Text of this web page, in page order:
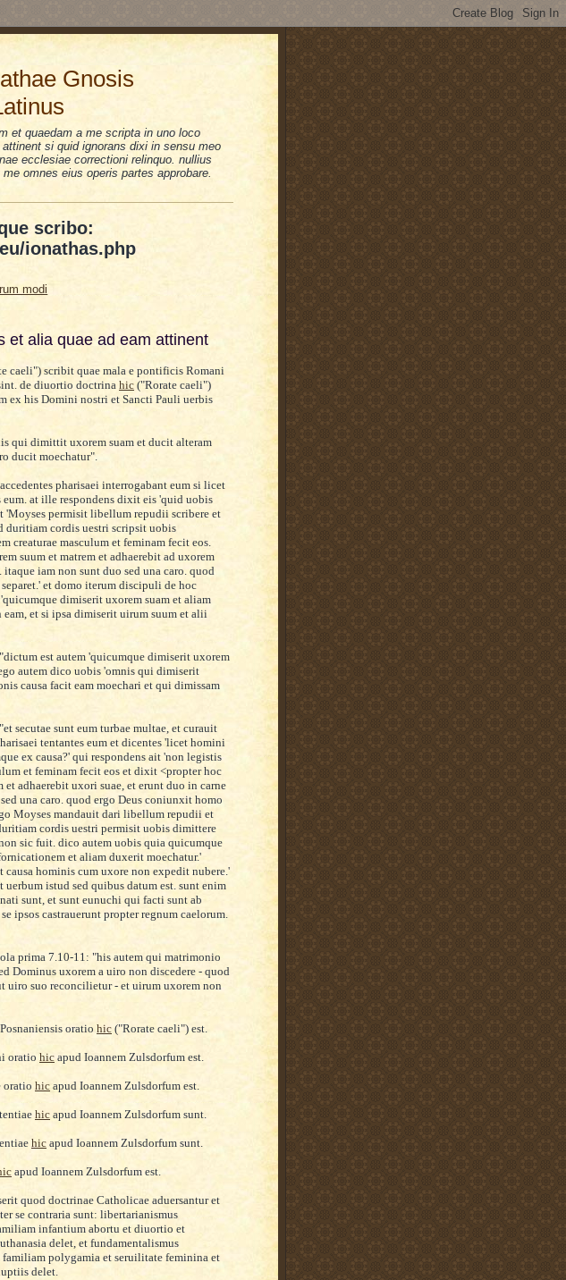
Gnosis
et quaedam a me scripta in uno loco
si quid ignorans dixi in sensu meo
ecclesiae correctioni relinquo. nullius
omnes eius operis partes approbare.
scribo:
ionathas.php
modi
et alia quae ad eam attinent
caeli") scribit quae mala e pontificis Romani
de diuortio doctrina hic ("Rorate caeli")
ex hisDomini nostri et Sancti Pauli uerbis
qui dimittit uxorem suam et ducit alteram
ducit moechatur".
accedentes pharisaei interrogabant eum si licet
eum. at ille respondens dixit eis 'quid uobis
'Moyses permisit libellum repudii scribere et
duritiam cordis uestri scripsit uobis
creaturae masculum et feminam fecit eos.
suum et matrem et adhaerebit ad uxorem
iam non sunt duo sed una caro. quod
eparet.' et domo iterum discipuli de hoc
'quicumque dimiserit uxorem suam et aliam
et si ipsa dimiserit uirum suum et alii
est autem 'quicumque dimiserit uxorem
autem dico uobis 'omnis qui dimiserit
causa facit eam moechari et qui dimissam
secutae sunt eum turbae multae et curauit
risaei tentantes eum et dicentes 'licet homini
ex causa?' qui respondens ait 'non legistis
et feminam fecit eos et dixit<propter hoc
etadhaerebit uxori suae, et erunt duo in carne
una caro. quod ergo Deus coniunxit homo
Moyses mandauit dari libellum repudii et
cordis uestri permisit uobis dimittere
sic fuit. dico autem uobis quia quicumque
rnicationem et aliam duxerit moechatur.'
causa hominis cum uxore non expedit nubere.'
uerbum istud sed quibus datum est. sunt enim
sunt, et sunt eunuchi qui facti sunt ab
ipsos castrauerunt propter regnum caelorum.
prima 7.10-11: "his autem qui matrimonio
Dominus uxorem a uiro non discedere - quod
uiro suo reconcilietur - et uirum uxorem non
ensis oratio hic ("Rorate caeli") est.
oratio hic apud Ioannem Zulsdorfum est.
oratio hic apud Ioannem Zulsdorfum est.
hic apud Ioannem Zulsdorfum sunt.
entiae hic apud Ioannem Zulsdorfum sunt.
apud Ioannem Zulsdorfum est.
quod doctrinae Catholicae aduersanturet
se contraria sunt: libertarianismus
infantium abortu et diuortio et
delet, et fundamentalismus
polygamia et seruilitate feminina et
delet.